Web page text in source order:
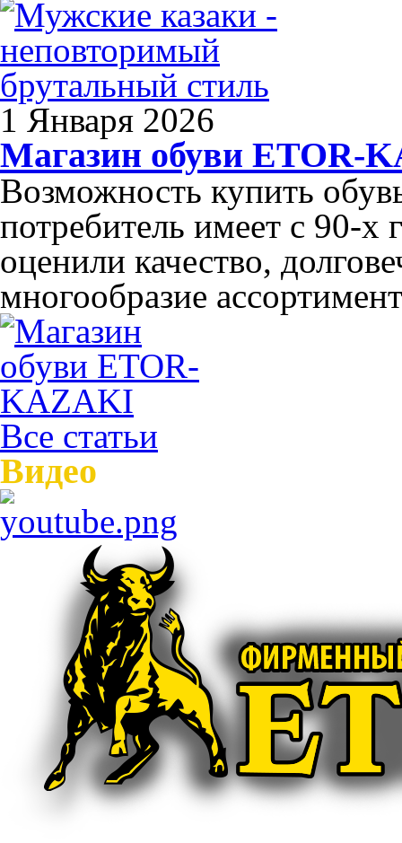
1 Января 2026
Магазин обуви ETOR-
Возможность купить
потребитель имеет с 90-х
оценили качество,
многообразие
Все статьи
Видео